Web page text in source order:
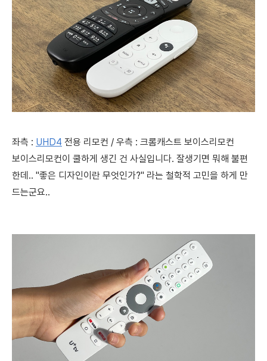
좌측 : UHD4 전용 리모컨 / 우측 : 크롬캐스트 보이스리모컨
보이스리모컨이 쿨하게 생긴 건 사실입니다. 잘생기면 뭐해 불편
한데.. "좋은 디자인이란 무엇인가?" 라는 철학적 고민을 하게 만
드는군요..